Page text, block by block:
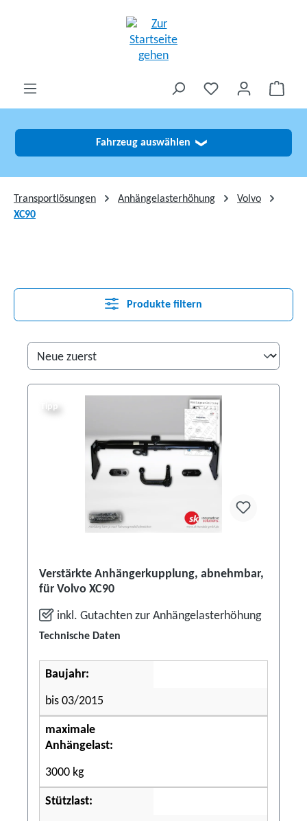
Fahrzeug auswählen ❯
Transportlösungen Anhängelasterhöhung
Volvo
XC90
Produkte filtern
Tipp
Verstärkte Anhängerkupplung, abnehmbar,
für Volvo XC90
inkl. Gutachten zur Anhängelasterhöhung
Technische Daten
Baujahr:
bis 03/2015
maximale
Anhängelast:
3000 kg
Stützlast: